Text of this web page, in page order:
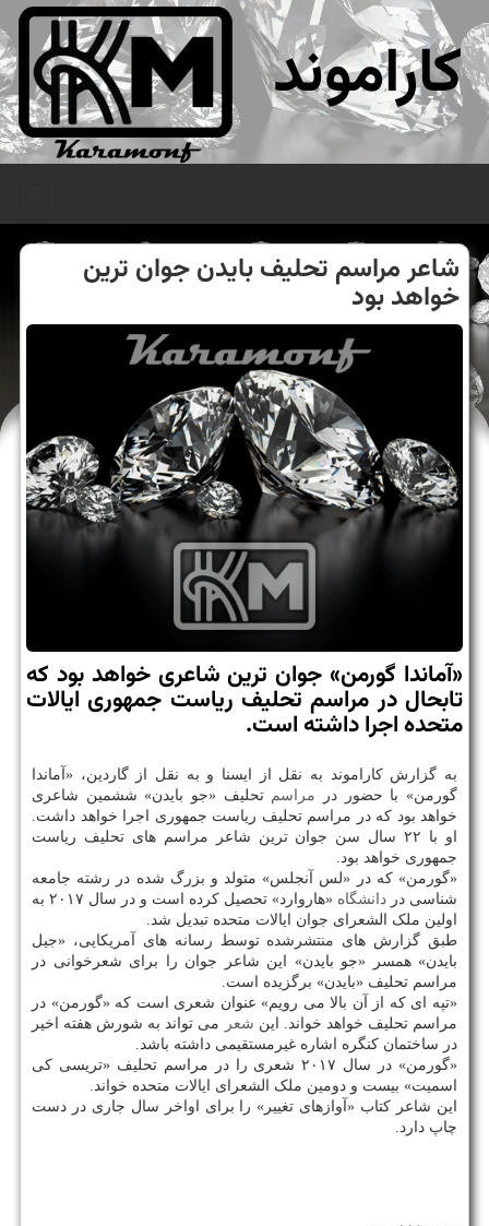
کاراموند
شاعر مراسم تحلیف بایدن جوان ترین
خواهد بود
«آماندا گورمن» جوان ترین شاعری خواهد بود که
تابحال در مراسم تحلیف ریاست جمهوری ایالات
متحده اجرا داشته است.
به گزارش کاراموند به نقل از ایسنا و به نقل از گاردین، «آماندا
گورمن» با حضور در مراسم تحلیف «جو بایدن» ششمین شاعری
خواهد بود که در مراسم تحلیف ریاست جمهوری اجرا خواهد داشت.
او با ۲۲ سال سن جوان ترین شاعر مراسم های تحلیف ریاست
جمهوری خواهد بود.
«گورمن» که در «لس آنجلس» متولد و بزرگ شده در رشته جامعه
شناسی در دانشگاه
«هاروارد» تحصیل کرده است و در سال ۲۰۱۷ به
اولین ملک الشعرای جوان ایالات متحده تبدیل شد.
طبق گزارش های منتشرشده توسط رسانه های آمریکایی، «جیل
بایدن» همسر «جو بایدن» این شاعر جوان را برای شعرخوانی در
مراسم تحلیف «بایدن» برگزیده است.
«تپه ای که از آن بالا می رویم» عنوان شعری است که «گورمن» در
مراسم تحلیف خواهد خواند. این شعر
می تواند به شورش هفته اخیر
در ساختمان کنگره اشاره غیرمستقیمی داشته باشد.
«گورمن» در سال ۲۰۱۷ شعری را در مراسم تحلیف «تریسی کی
اسمیت» بیست و دومین ملک الشعرای ایالات متحده خواند.
این شاعر کتاب «آوازهای تغییر» را برای اواخر سال جاری در دست
چاپ دارد.